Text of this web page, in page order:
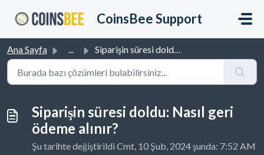
CoinsBee Support
Ana Sayfa ... Siparişin süresi doldu: Nasıl geri ödeme alınır?
Siparişin süresi doldu: Nasıl geri
ödeme alınır?
Şu tarihte değiştirildi Cmt, 10 Şub, 2024 şunda: 7:52 AM